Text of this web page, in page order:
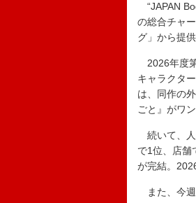
“JAPAN
の総合チャ
グ」から提
2026年度
キャラクタ
は、同作の
ごと』がワ
続いて、人
で1位、店舗
が完結。
また、今週